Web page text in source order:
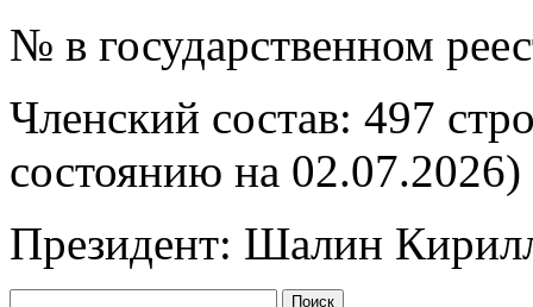
№ в государственном
Членский состав: 497
состоянию на 02.07.2026)
Президент: Шалин